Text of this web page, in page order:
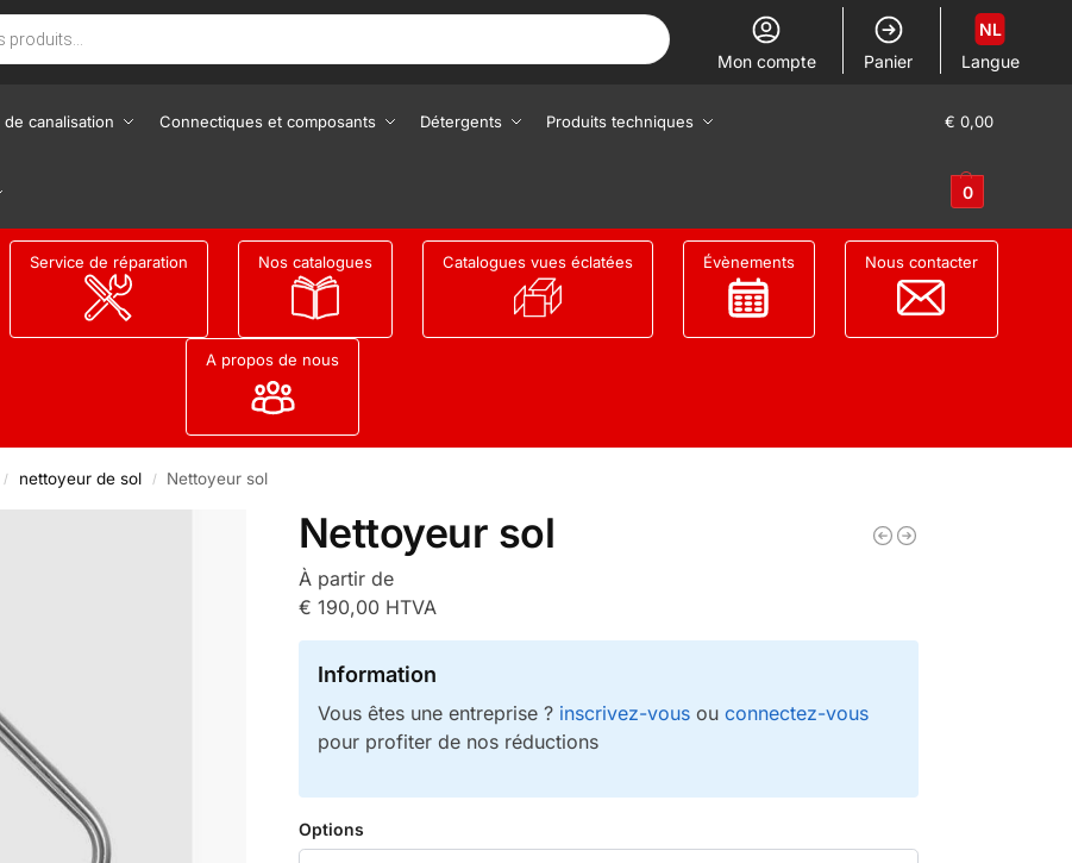
Mon compte Panier Langue
NL
de canalisation Connectiques et composants Détergents Produits techniques € 0,00
0
Service de réparation Nos catalogues Catalogues vues éclatées Évènements Nous contacter
A propos de nous
/ nettoyeur de sol / Nettoyeur sol
Nettoyeur sol
À partir de
€ 190,00 HTVA
Information
Vous êtes une entreprise ? inscrivez-vousou connectez-vous
pour profiter de nos réductions
Options